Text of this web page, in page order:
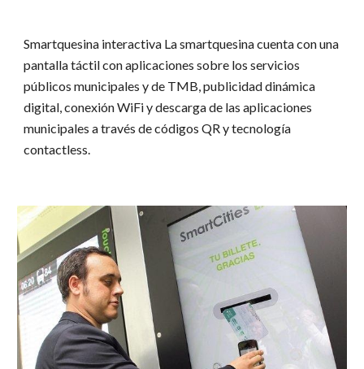
Smartquesina interactiva La smartquesina cuenta con una
pantalla táctil con aplicaciones sobre los servicios
públicos municipales y de TMB, publicidad dinámica
digital, conexión WiFi y descarga de las aplicaciones
municipales a través de códigos QR y tecnología
contactless.